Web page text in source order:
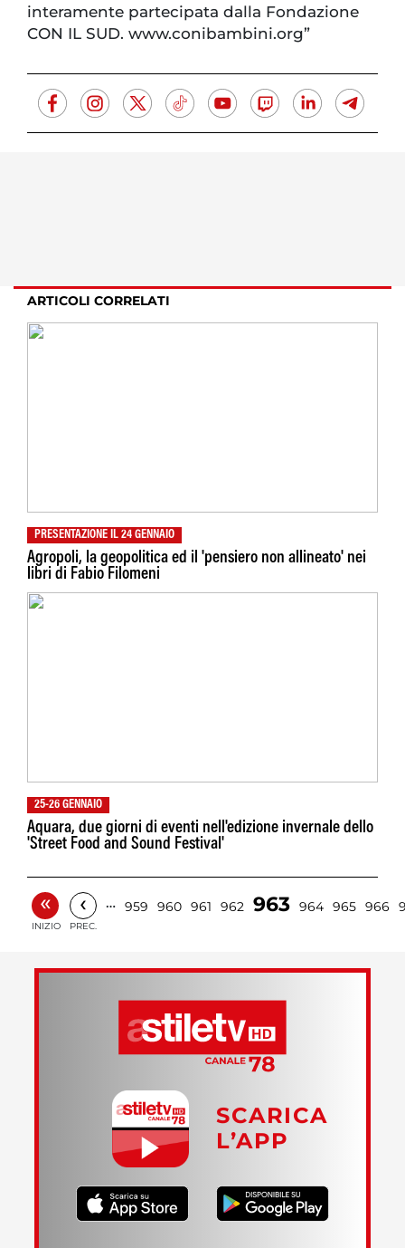
interamente partecipata dalla Fondazione
CON IL SUD. www.conibambini.org”
ARTICOLI CORRELATI
PRESENTAZIONE IL 24 GENNAIO
Agropoli, la geopolitica ed il 'pensiero non allineato' nei
libri di Fabio Filomeni
25-26 GENNAIO
Aquara, due giorni di eventi nell'edizione invernale dello
'Street Food and Sound Festival'
«
INIZIO
‹
PREC.
… 959 960 961 962 963 964 965 966
SCARICA
L’APP